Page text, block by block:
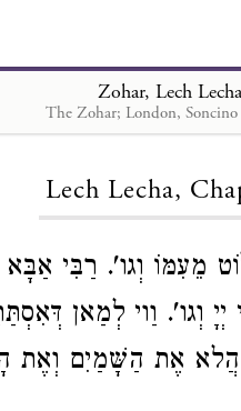
Zohar, Lech
The Zohar; London, Soncino
Loading...
Lech Lecha,
מֵעִמּוֹ וְגו'. רַבִּי
וְגו'. וַוי לְמַאן
הֲלא אֶת הַשָּׁמַיִם וְאֶת